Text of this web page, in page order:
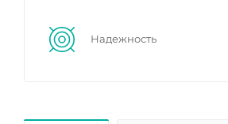
Надежность